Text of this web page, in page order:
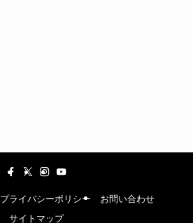
プライバシーポリシー
お問い合わせ
サイトマップ